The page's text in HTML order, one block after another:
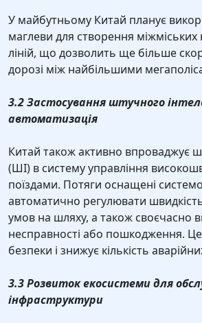
У майбутньому Китай планує
маглеви для створення
ліній, що дозволить ще більше
дорозі між найбільшими
3.2 Застосування штучного
автоматизація
Китай також активно впроваджує
(ШІ) в систему управління
поїздами. Потяги оснащені
автоматично регулювати
умов на шляху, а також своєчасно
несправності або пошкодження. Це
безпеки і знижує кількість
3.3 Розвиток екосистеми для
інфраструктури